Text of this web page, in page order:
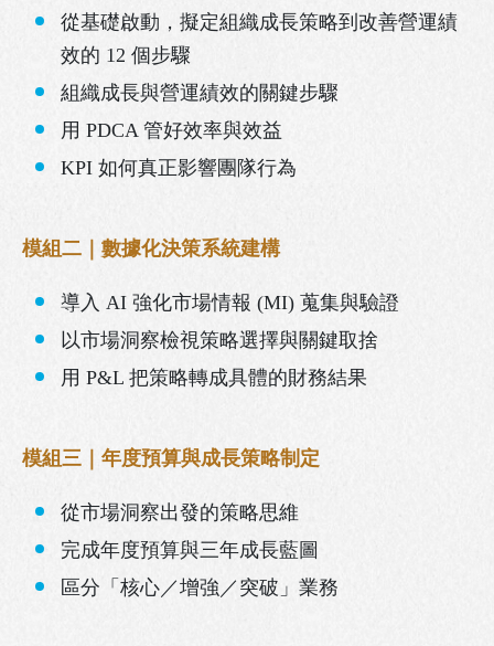
從基礎啟動，擬定組織成長策略到改善營運績
效的 12 個步驟
組織成長與營運績效的關鍵步驟
用 PDCA 管好效率與效益
KPI 如何真正影響團隊行為
模組二｜數據化決策系統建構
導入 AI 強化市場情報 (MI) 蒐集與驗證
以市場洞察檢視策略選擇與關鍵取捨
用 P&L 把策略轉成具體的財務結果
模組三｜年度預算與成長策略制定
從市場洞察出發的策略思維
完成年度預算與三年成長藍圖
區分「核心／增強／突破」業務